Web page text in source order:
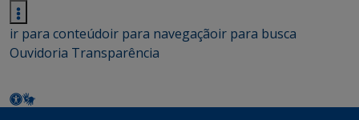
ir para conteúdoir para navegaçãoir para busca
Ouvidoria Transparência